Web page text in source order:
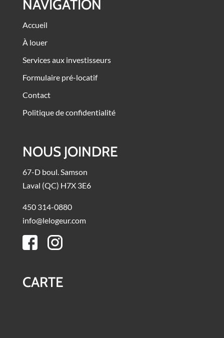
NAVIGATION
Accueil
À louer
Services aux investisseurs
Formulaire pré-locatif
Contact
Politique de confidentialité
NOUS JOINDRE
67-D boul. Samson
Laval (QC) H7X 3E6
450 314-0880
info@lelogeur.com
CARTE